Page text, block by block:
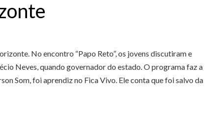
No encontro “Papo Reto”, os jovens discutiram e
Neves, quando governador do estado. O programa faz a
Som, foi aprendiz no Fica Vivo. Ele conta que foi salvo da